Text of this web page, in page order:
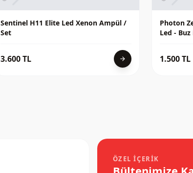
Sentinel H11 Elite Led Xenon Ampül /
Set
3.600 TL arrow_forward
Photon
Led -
1.500 TL
ÖZEL İÇERIK